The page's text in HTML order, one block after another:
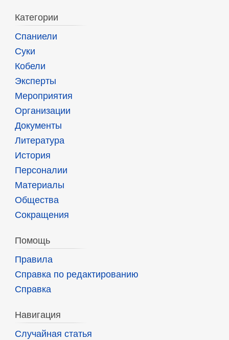
Категории
Спаниели
Суки
Кобели
Эксперты
Мероприятия
Организации
Документы
Литература
История
Персоналии
Материалы
Общества
Сокращения
Помощь
Правила
Справка по редактированию
Справка
Навигация
Случайная статья